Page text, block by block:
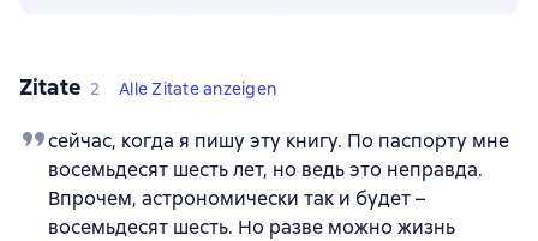
Zitate 2 Alle Zitate anzeigen
сейчас, когда я пишу эту книгу. По паспорту мне
восемьдесят шесть лет, но ведь это неправда.
Впрочем, астрономически так и будет –
восемьдесят шесть. Но разве можно жизнь